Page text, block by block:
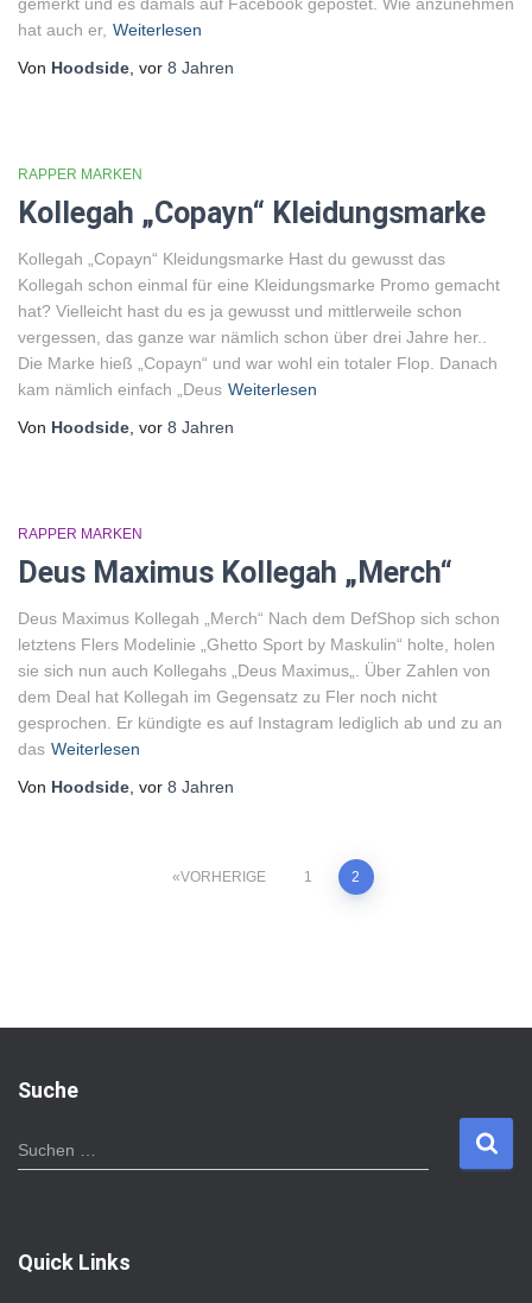
gemerkt und es damals auf Facebook gepostet. Wie anzunehmen
hat auch er, Weiterlesen
Von Hoodside, vor 8 Jahren
RAPPER MARKEN
Kollegah „Copayn“ Kleidungsmarke
Kollegah „Copayn“ Kleidungsmarke Hast du gewusst das
Kollegah schon einmal für eine Kleidungsmarke Promo gemacht
hat? Vielleicht hast du es ja gewusst und mittlerweile schon
vergessen, das ganze war nämlich schon über drei Jahre her..
Die Marke hieß „Copayn“ und war wohl ein totaler Flop. Danach
kam nämlich einfach „Deus Weiterlesen
Von Hoodside, vor 8 Jahren
RAPPER MARKEN
Deus Maximus Kollegah „Merch“
Deus Maximus Kollegah „Merch“ Nach dem DefShop sich schon
letztens Flers Modelinie „Ghetto Sport by Maskulin“ holte, holen
sie sich nun auch Kollegahs „Deus Maximus„. Über Zahlen von
dem Deal hat Kollegah im Gegensatz zu Fler noch nicht
gesprochen. Er kündigte es auf Instagram lediglich ab und zu an
das Weiterlesen
Von Hoodside, vor 8 Jahren
VORHERIGE 1 2
Suche
S
u
n
Suchen …
Quick Links